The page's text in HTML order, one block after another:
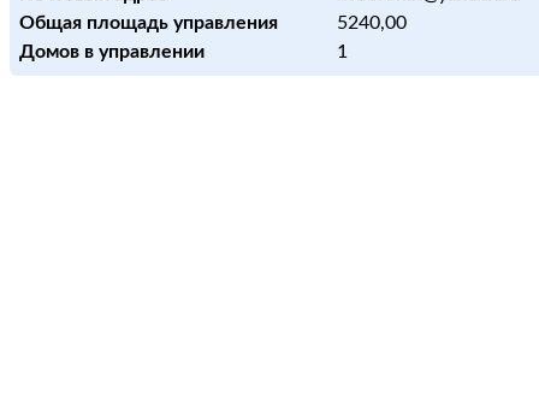
Общая площадь управления
5240,00
Домов в управлении
1